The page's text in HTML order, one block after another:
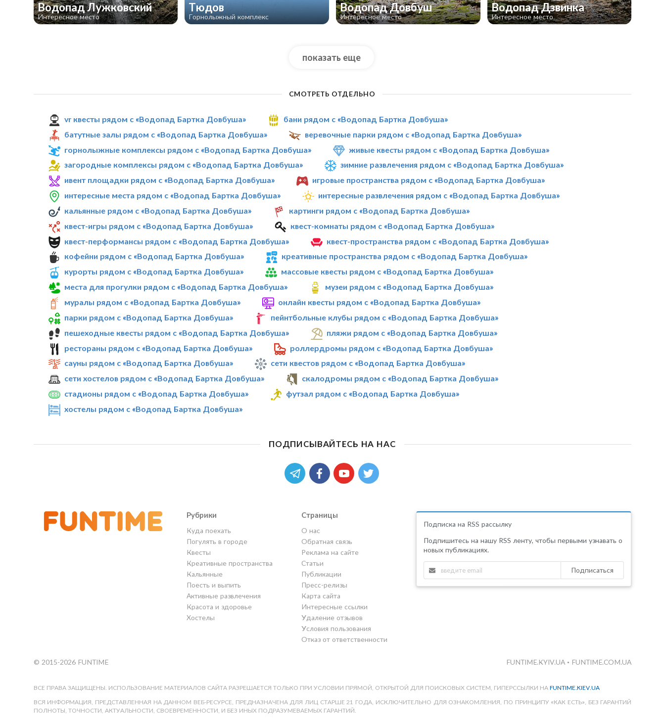
Водопад Лужковский
Интересное место
Тюдов
Горнолыжный комплекс
Водопад Довбуш
Интересное место
Водопад Дзвинка
Интересное место
показать еще
СМОТРЕТЬ ОТДЕЛЬНО
vr квесты рядом с «Водопад Бартка Довбуша»
бани рядом с «Водопад Бартка Довбуша»
батутные залы рядом с «Водопад Бартка Довбуша»
веревочные парки рядом с «Водопад Бартка Довбуша»
горнолыжные комплексы рядом с «Водопад Бартка Довбуша»
живые квесты рядом с «Водопад Бартка Довбуша»
загородные комплексы рядом с «Водопад Бартка Довбуша»
зимние развлечения рядом с «Водопад Бартка Довбуша»
ивент площадки рядом с «Водопад Бартка Довбуша»
игровые пространства рядом с «Водопад Бартка Довбуша»
интересные места рядом с «Водопад Бартка Довбуша»
интересные развлечения рядом с «Водопад Бартка Довбуша»
кальянные рядом с «Водопад Бартка Довбуша»
картинги рядом с «Водопад Бартка Довбуша»
квест-игры рядом с «Водопад Бартка Довбуша»
квест-комнаты рядом с «Водопад Бартка Довбуша»
квест-перформансы рядом с «Водопад Бартка Довбуша»
квест-пространства рядом с «Водопад Бартка Довбуша»
кофейни рядом с «Водопад Бартка Довбуша»
креативные пространства рядом с «Водопад Бартка Довбуша»
курорты рядом с «Водопад Бартка Довбуша»
массовые квесты рядом с «Водопад Бартка Довбуша»
места для прогулки рядом с «Водопад Бартка Довбуша»
музеи рядом с «Водопад Бартка Довбуша»
муралы рядом с «Водопад Бартка Довбуша»
онлайн квесты рядом с «Водопад Бартка Довбуша»
парки рядом с «Водопад Бартка Довбуша»
пейнтбольные клубы рядом с «Водопад Бартка Довбуша»
пешеходные квесты рядом с «Водопад Бартка Довбуша»
пляжи рядом с «Водопад Бартка Довбуша»
рестораны рядом с «Водопад Бартка Довбуша»
роллердромы рядом с «Водопад Бартка Довбуша»
сауны рядом с «Водопад Бартка Довбуша»
сети квестов рядом с «Водопад Бартка Довбуша»
сети хостелов рядом с «Водопад Бартка Довбуша»
скалодромы рядом с «Водопад Бартка Довбуша»
стадионы рядом с «Водопад Бартка Довбуша»
футзал рядом с «Водопад Бартка Довбуша»
хостелы рядом с «Водопад Бартка Довбуша»
ПОДПИСЫВАЙТЕСЬ НА НАС
Рубрики
Куда поехать
Погулять в городе
Квесты
Креативные пространства
Кальянные
Поесть и выпить
Активные развлечения
Красота и здоровье
Хостелы
Страницы
О нас
Обратная связь
Реклама на сайте
Статьи
Публикации
Пресс-релизы
Карта сайта
Интересные ссылки
Удаление отзывов
Условия пользования
Отказ от ответственности
Подписка на RSS рассылку
Подпишитесь на нашу RSS ленту, чтобы первыми узнавать о
новых публикациях.
Подписаться
© 2015-2026 FUNTIME FUNTIME.KYIV.UA • FUNTIME.COM.UA
ВСЕ ПРАВА ЗАЩИЩЕНЫ. ИСПОЛЬЗОВАНИЕ МАТЕРИАЛОВ САЙТА РАЗРЕШАЕТСЯ ТОЛЬКО ПРИ УСЛОВИИ ПРЯМОЙ, ОТКРЫТОЙ ДЛЯ ПОИСКОВЫХ СИСТЕМ, ГИПЕРССЫЛКИ НА FUNTIME.KIEV.UA
ВСЯ ИНФОРМАЦИЯ, ПРЕДСТАВЛЕННАЯ НА ДАННОМ ВЕБ-РЕСУРСЕ, ПРЕДНАЗНАЧЕНА ДЛЯ ЛИЦ СТАРШЕ 21 ГОДА, ИСКЛЮЧИТЕЛЬНО ДЛЯ ОЗНАКОМЛЕНИЯ, ПО ПРИНЦИПУ «КАК ЕСТЬ», БЕЗ ГАРАНТИЙ
ПОЛНОТЫ, ТОЧНОСТИ, АКТУАЛЬНОСТИ, СВОЕВРЕМЕННОСТИ, И БЕЗ ИНЫХ ПОДРАЗУМЕВАЕМЫХ ГАРАНТИЙ.